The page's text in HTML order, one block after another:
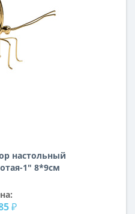
настольный
1" 8*9см
₽